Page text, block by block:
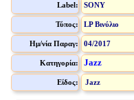
Label: SONY
Τύπος: LP Βινύλιο
Ημ/νία Παραγ: 04/2017
Κατηγορία: Jazz
Είδος: Jazz